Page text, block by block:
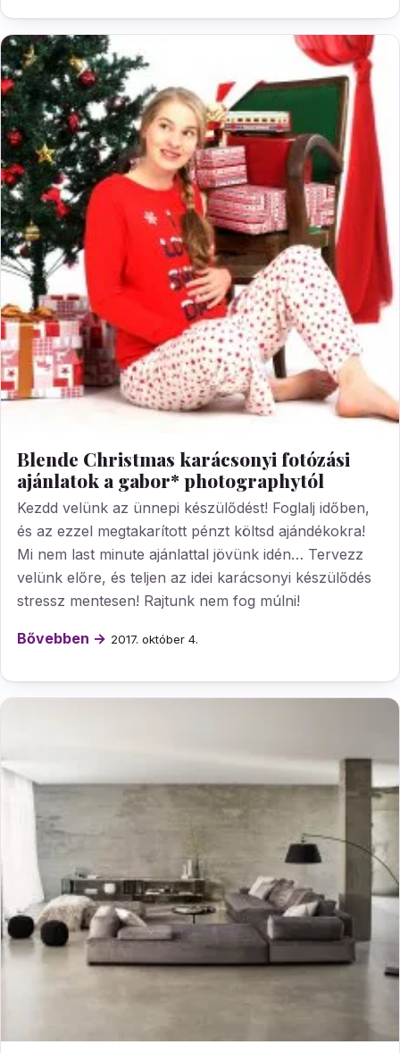
Blende Christmas karácsonyi fotózási
ajánlatok a gabor* photographytól
Kezdd velünk az ünnepi készülődést! Foglalj időben,
és az ezzel megtakarított pénzt költsd ajándékokra!
Mi nem last minute ajánlattal jövünk idén… Tervezz
velünk előre, és teljen az idei karácsonyi készülődés
stressz mentesen! Rajtunk nem fog múlni!
Bővebben → 2017. október 4.